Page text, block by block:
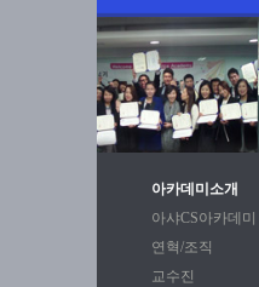
아카데미소개
아샤CS아카데미
연혁/조직
교수진